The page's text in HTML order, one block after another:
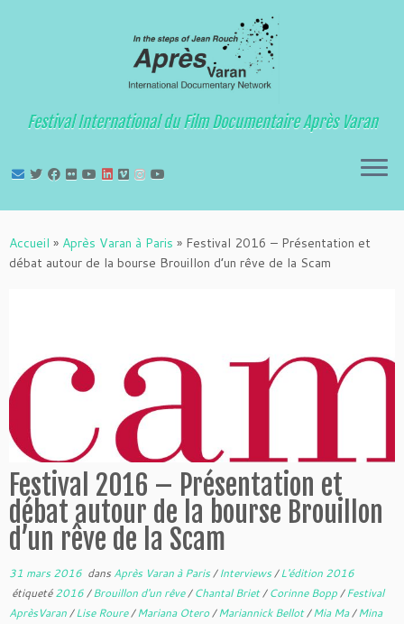
au
contenu
Festival International du Film Documentaire Après Varan
Accueil » Après Varan à Paris » Festival 2016 – Présentation et
débat autour de la bourse Brouillon d’un rêve de la Scam
Festival 2016 – Présentation et
débat autour de la bourse Brouillon
d’un rêve de la Scam
31 mars 2016 dans Après Varan à Paris/Interviews/L'édition 2016
étiqueté2016/Brouillon d'un rêve/Chantal Briet/Corinne Bopp/Festival
AprèsVaran/Lise Roure/Mariana Otero/Mariannick Bellot/Mia Ma/Mina